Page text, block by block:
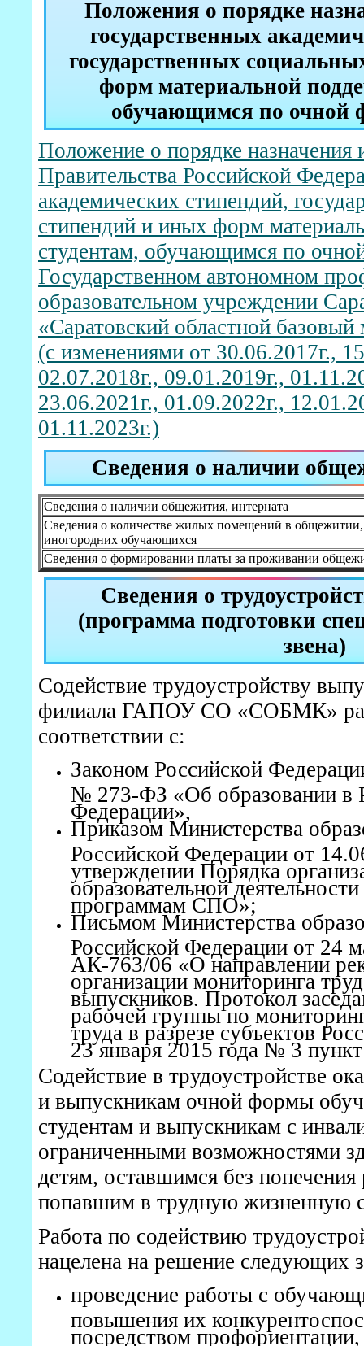
Положения о порядке
государственных
государственных
форм материальной
обучающимся по очной
Положение о порядке назначения
Правительства Российской
академических стипендий,
стипендий и иных форм
студентам, обучающимся по
Государственном автономном
образовательном учреждении
«Саратовский областной
(с изменениями от 30.06.2017г.,
02.07.2018г., 09.01.2019г.,
23.06.2021г., 01.09.2022г.,
01.11.2023г.)
Сведения о наличии
Сведения о наличии общежития, интерната
Сведения о количестве жилых помещений в общежитии,
иногородних обучающихся
Сведения о формировании платы за проживании
Сведения о
(программа подготовки
звена)
Содействие трудоустройству
филиала ГАПОУ СО «СОБМК»
соответствии с:
Законом Российской
№ 273-ФЗ «Об образовании в
Федерации»,
Приказом Министерства
Российской Федерации от
утверждении Порядка
образовательной
программам СПО»;
Письмом Министерства
Российской Федерации от 24
АК-763/06 «О направлении
организации мониторинга
выпускников. Протокол
рабочей группы по
труда в разрезе субъектов
23 января 2015 года № 3
Содействие в трудоустройстве
и выпускникам очной формы
студентам и выпускникам с
ограниченными возможностями
детям, оставшимся без
попавшим в трудную жизненную
Работа по содействию
нацелена на решение следующих
проведение работы с
повышения их
посредством профориентации,